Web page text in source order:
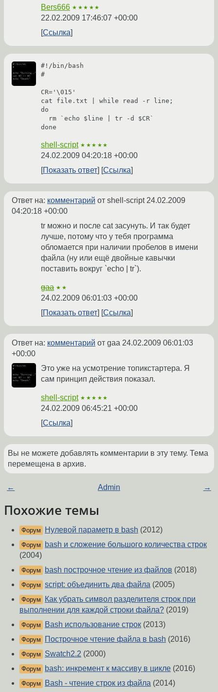
Bers666 ★★★★★
22.02.2009 17:46:07 +00:00
Ссылка
#!/bin/bash
#
CR='\015'
cat file.txt | while read -r line;
do
shell-script ★★★★★
24.02.2009 04:20:18 +00:00
Показать ответ
Ссылка
Ответ на: комментарий от shell-script24.02.2009
04:20:18 +00:00
tr можно и после cat засунуть. И так будет
лучше, потому что у тебя программа
обломается при наличии пробелов в имени
файла (ну или ещё двойные кавычки
поставить вокруг `echo | tr`).
gaa ★★
24.02.2009 06:01:03 +00:00
Показать ответ
Ссылка
Ответ на: комментарий от gaa 24.02.2009 06:01:03
+00:00
Это уже на усмотрение топикстартера. Я
сам принцип действия показал.
shell-script ★★★★★
24.02.2009 06:45:21 +00:00
Ссылка
Вы не можете добавлять комментарии в эту тему. Тема
перемещена в архив.
← Admin →
Похожие темы
Форум Нулевой параметр в bash (2012)
Форум
bash и сложение большого количества строк
(2004)
Форум bash построчное чтение из файлов (2018)
Форум script: объединить два файла (2005)
Форум
Как убрать символ разделителя строк при
выполнении для каждой строки файла? (2019)
Форум Bash использование строк (2013)
Форум Построчное чтение файла в bash (2016)
Форум Swatch2.2 (2000)
Форум bash: инкремент к массиву в цикле (2016)
Форум Bash - чтение строк из файла (2014)